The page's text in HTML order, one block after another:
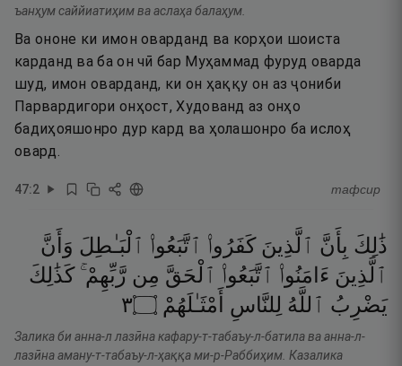
ъанҳум саййиатиҳим ва аслаҳа балаҳум.
Ва ононе ки имон оварданд ва корҳои шоиста
карданд ва ба он чӣ бар Муҳаммад фуруд оварда
шуд, имон оварданд, ки он ҳаққу он аз ҷониби
Парвардигори онҳост, Худованд аз онҳо
бадиҳояшонро дур кард ва ҳолашонро ба ислоҳ
овард.
47:2 тафсир
ذَٰلِكَ بِأَنَّ ٱلَّذِينَ كَفَرُوا۟ ٱتَّبَعُوا۟ ٱلْبَـٰطِلَ وَأَنَّ
ٱلَّذِينَ ءَامَنُوا۟ ٱتَّبَعُوا۟ ٱلْحَقَّ مِن رَّبِّهِمْ ۚ كَذَٰلِكَ
يَضْرِبُ ٱللَّهُ لِلنَّاسِ أَمْثَـٰلَهُمْ ۝٣
Залика би анна-л лазӣна кафару-т-табаъу-л-батила ва анна-л-
лазӣна аману-т-табаъу-л-ҳаққа ми-р-Раббиҳим. Казалика